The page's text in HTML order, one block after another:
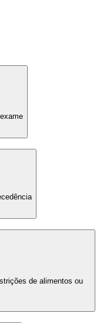
de alimentos ou